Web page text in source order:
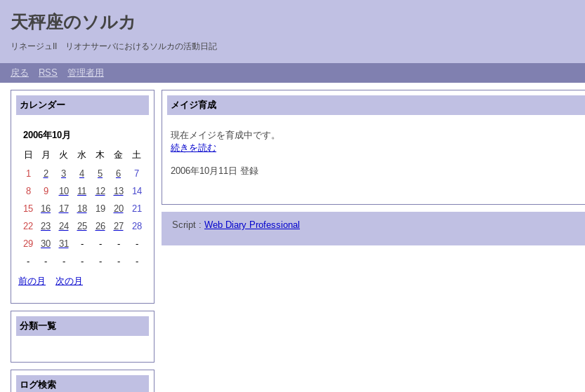
天秤座のソルカ
リネージュII リオナサーバにおけるソルカの活動日記
戻る RSS 管理者用
メイジ育成
現在メイジを育成中です。
続きを読む
2006年10月11日 登録
カレンダー
2006年10月
日
月 火 水 木 金
土
1
2 3 4 5 6
7
8
9 10 11 12 13
14
15
16 17 18 19 20
21
22
23 24 25 26 27
28
29
30 31 - - -
-
-
- - - - -
-
前の月
次の月
分類一覧
ログ検索
Script : Web Diary Professional